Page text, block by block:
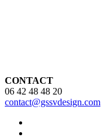
CONTACT
06 42 48 48 20
contact@gssvdesign.com